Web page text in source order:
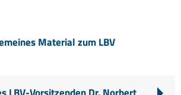
Material zum LBV